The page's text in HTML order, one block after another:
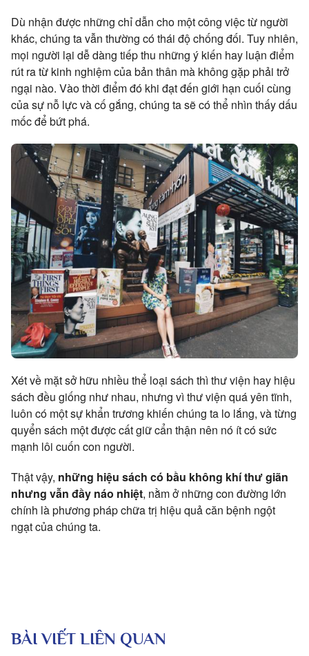
Dù nhận được những chỉ dẫn cho một công việc từ người
khác, chúng ta vẫn thường có thái độ chống đối. Tuy nhiên,
mọi người lại dễ dàng tiếp thu những ý kiến hay luận điểm
rút ra từ kinh nghiệm của bản thân mà không gặp phải trở
ngại nào. Vào thời điểm đó khi đạt đến giới hạn cuối cùng
của sự nỗ lực và cố gắng, chúng ta sẽ có thể nhìn thấy dấu
mốc để bứt phá.
Xét về mặt sở hữu nhiều thể loại sách thì thư viện hay hiệu
sách đều giống như nhau, nhưng vì thư viện quá yên tĩnh,
luôn có một sự khẩn trương khiến chúng ta lo lắng, và từng
quyển sách một được cất giữ cẩn thận nên nó ít có sức
mạnh lôi cuốn con người.
Thật vậy, những hiệu sách có bầu không khí thư giãn
nhưng vẫn đầy náo nhiệt, nằm ở những con đường lớn
chính là phương pháp chữa trị hiệu quả căn bệnh ngột
ngạt của chúng ta.
BÀI VIẾT LIÊN QUAN